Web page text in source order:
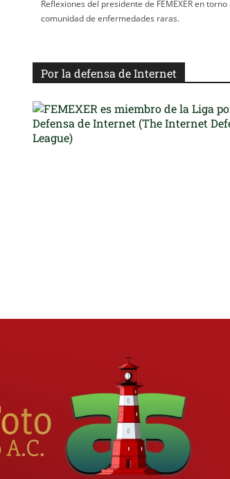
Reflexiones del presidente de FEMEXER en torno
comunidad de enfermedades raras.
Por la defensa de Internet